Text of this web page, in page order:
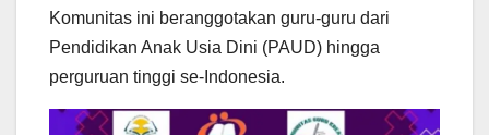
Komunitas ini beranggotakan guru-guru dari
Pendidikan Anak Usia Dini (PAUD) hingga
perguruan tinggi se-Indonesia.